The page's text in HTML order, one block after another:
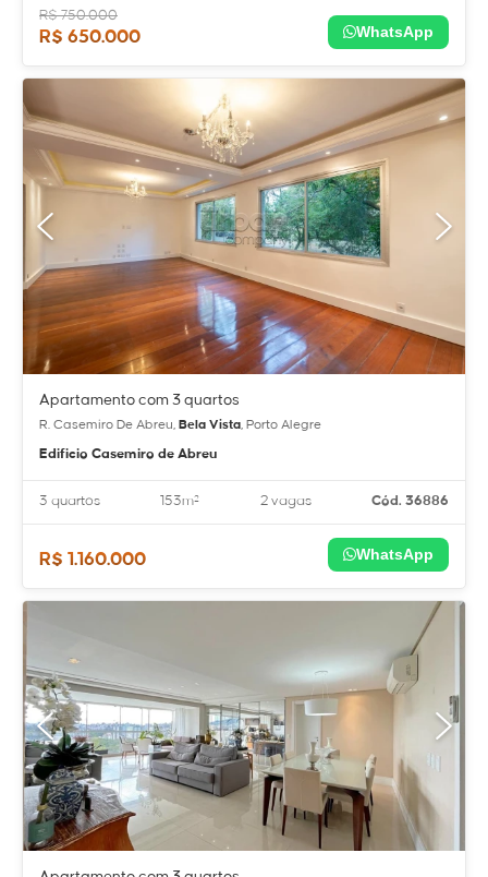
R$ 750.000
R$ 650.000 WhatsApp
Apartamento com 3 quartos
R. Casemiro De Abreu, Bela Vista, Porto Alegre
Edificio Casemiro de Abreu
3 quartos 153m² 2 vagas Cód. 36886
R$ 1.160.000 WhatsApp